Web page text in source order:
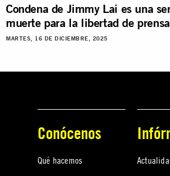
Condena de Jimmy Lai es una
muerte para la libertad de prensa
MARTES, 16 DE DICIEMBRE, 2025
Conócenos
Qué hacemos